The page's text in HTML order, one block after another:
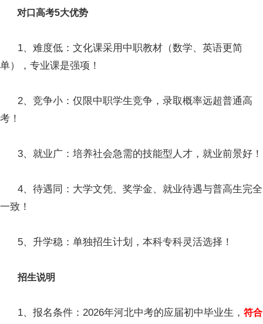
对口高考5大优势
1、难度低：文化课采用中职教材（数学、英语更简
单），专业课是强项！
2、竞争小：仅限中职学生竞争，录取概率远超普通高
考！
3、就业广：培养社会急需的技能型人才，就业前景好！
4、待遇同：大学文凭、奖学金、就业待遇与普高生完全
一致！
5、升学稳：单独招生计划，本科专科灵活选择！
招生说明
1、报名条件：2026年河北中考的应届初中毕业生， 符合